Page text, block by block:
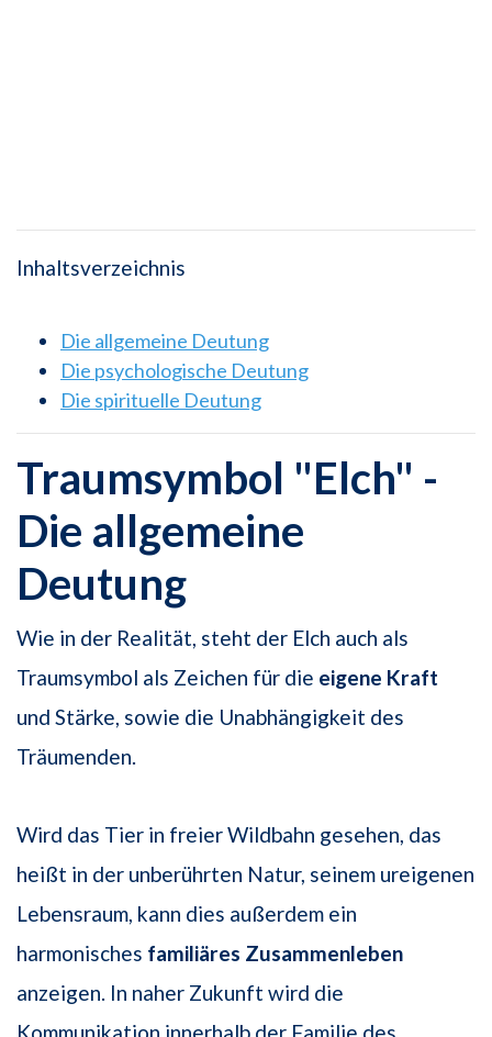
Inhaltsverzeichnis
Die allgemeine Deutung
Die psychologische Deutung
Die spirituelle Deutung
Traumsymbol "Elch" -
Die allgemeine
Deutung
Wie in der Realität, steht der Elch auch als
Traumsymbol als Zeichen für die eigene Kraft
und Stärke, sowie die Unabhängigkeit des
Träumenden.
Wird das Tier in freier Wildbahn gesehen, das
heißt in der unberührten Natur, seinem ureigenen
Lebensraum, kann dies außerdem ein
harmonisches familiäres Zusammenleben
anzeigen. In naher Zukunft wird die